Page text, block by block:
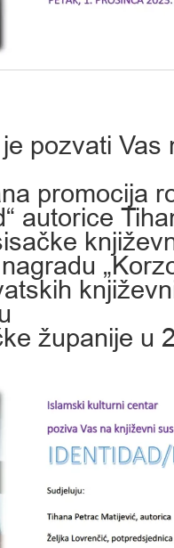
pozvati Vas
promocija
autorice
županije u